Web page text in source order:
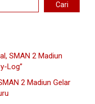
Cari
SMAN 2 Madiun
Log”
2 Madiun Gelar